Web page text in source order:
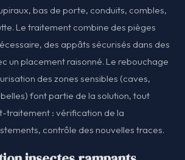
bas de porte, conduits, combles,
Le traitement combine des pièges
des appâts sécurisés dans des
un placement raisonné. Le rebouchage
des zones sensibles (caves,
font partie de la solution, tout
traitement : vérification de la
contrôle des nouvelles traces.